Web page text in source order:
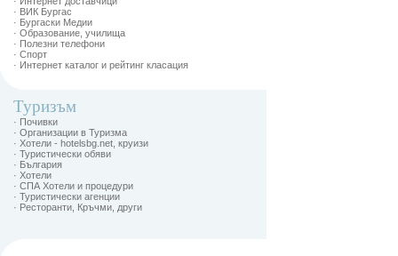
· ВИК Бургас
· Бургаски Медии
· Образование, училища
· Полезни телефони
· Спорт
· Интернет каталог и рейтинг класация
Туризъм
· Почивки
· Организации в Туризма
· Хотели - hotelsbg.net, круизи
· Туристически обяви
· България
· Хотели
· СПА Хотели и процедури
· Туристически агенции
· Ресторанти, Кръчми, други